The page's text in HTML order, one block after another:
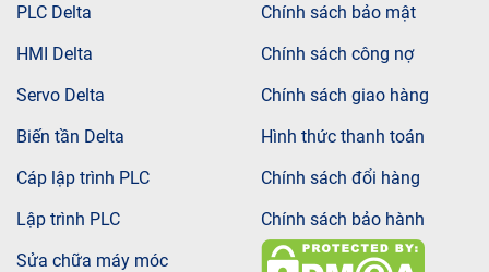
PLC Delta
HMI Delta
Servo Delta
Biến tần Delta
Cáp lập trình PLC
Lập trình PLC
Sửa chữa máy móc
Chính sách bảo mật
Chính sách công nợ
Chính sách giao hàng
Hình thức thanh toán
Chính sách đổi hàng
Chính sách bảo hành